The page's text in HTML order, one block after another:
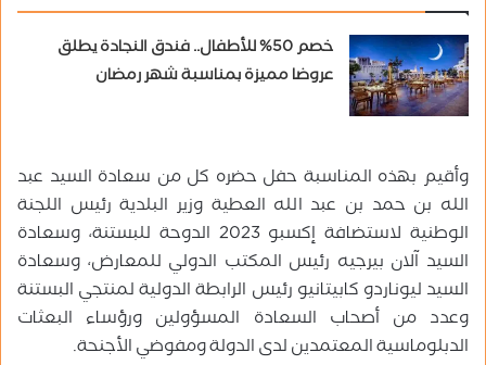
خصم 50% للأطفال.. فندق النجادة يطلق
عروضا مميزة بمناسبة شهر رمضان
وأقيم بهذه المناسبة حفل حضره كل من سعادة السيد عبد
الله بن حمد بن عبد الله العطية وزير البلدية رئيس اللجنة
الوطنية لاستضافة إكسبو 2023 الدوحة للبستنة، وسعادة
السيد آلان بيرجيه رئيس المكتب الدولي للمعارض، وسعادة
السيد ليوناردو كابيتانيو رئيس الرابطة الدولية لمنتجي البستنة
وعدد من أصحاب السعادة المسؤولين ورؤساء البعثات
الدبلوماسية المعتمدين لدى الدولة ومفوضي الأجنحة.